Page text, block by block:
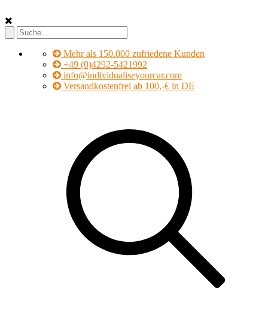
Mehr als 150.000 zufriedene Kunden
+49 (0)4292-5421992
info@individualiseyourcar.com
Versandkostenfrei ab 100,-€ in DE